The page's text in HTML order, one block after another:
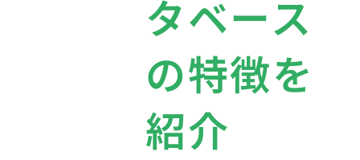
タベース
の特徴を
紹介